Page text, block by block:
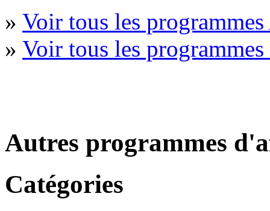
» Voir tous les
» Voir tous les
Autres programmes
Catégories